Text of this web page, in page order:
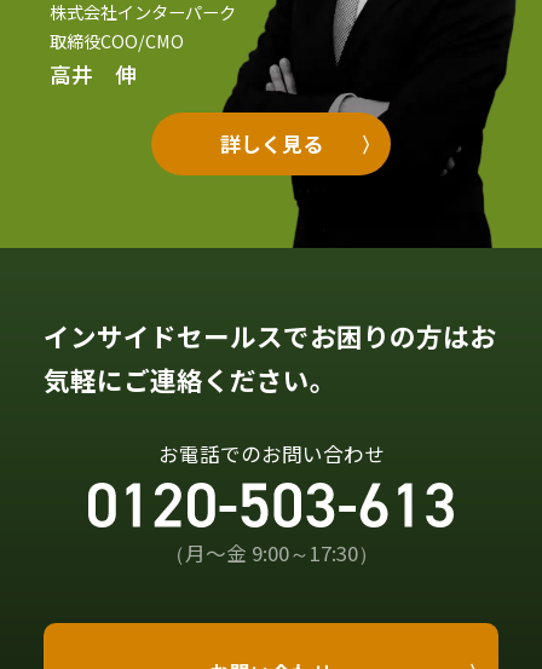
株式会社インターパーク
取締役COO/CMO
高井 伸
詳しく見る
インサイドセールスでお困りの方はお
気軽にご連絡ください。
お電話でのお問い合わせ
（月〜金 9:00～17:30）